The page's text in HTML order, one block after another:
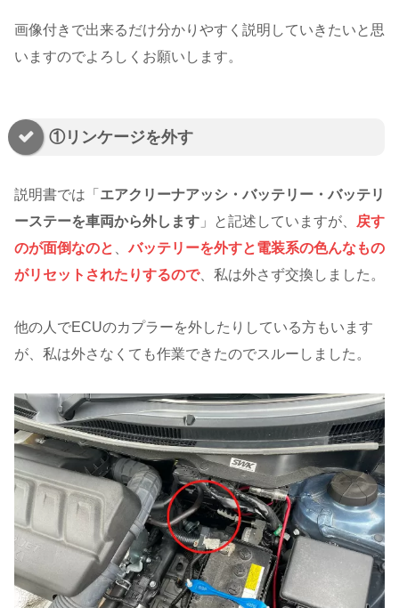
画像付きで出来るだけ分かりやすく説明していきたいと思
いますのでよろしくお願いします。
①リンケージを外す
説明書では「 エアクリーナアッシ・バッテリー・バッテリ
ーステーを車両から外します 」と記述していますが、 戻す
のが面倒なのと
、バッテリーを外すと電装系の色んなもの
がリセットされたりするので、私は外さず交換しました。
他の人でECUのカプラーを外したりしている方もいます
が、私は外さなくても作業できたのでスルーしました。